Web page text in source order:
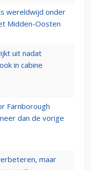
wereldwijd onder
Midden-Oosten
uit nadat
in cabine
Farnborough
dan de vorige
maar